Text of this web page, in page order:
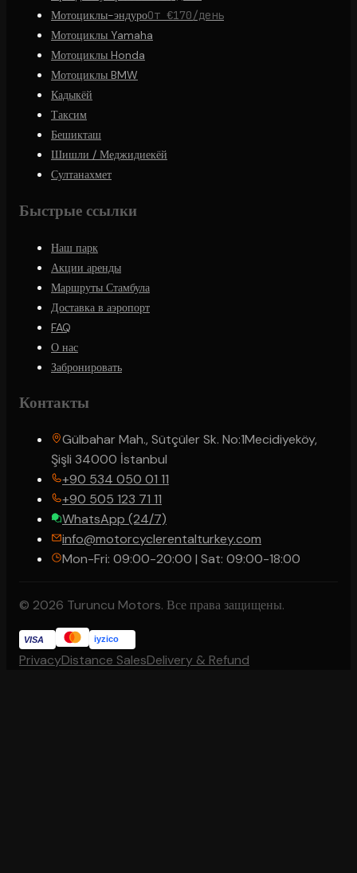
Мотоциклы-эндуроОт €170/день
Мотоциклы Yamaha
Мотоциклы Honda
Мотоциклы BMW
Кадыкёй
Таксим
Бешикташ
Шишли / Меджидиекёй
Султанахмет
Быстрые ссылки
Наш парк
Акции аренды
Маршруты Стамбула
Доставка в аэропорт
FAQ
О нас
Забронировать
Контакты
Gülbahar Mah., Sütçüler Sk. No:1Mecidiyeköy,
Şişli 34000 İstanbul
+90 534 050 01 11
+90 505 123 71 11
WhatsApp (24/7)
info@motorcyclerentalturkey.com
Mon-Fri: 09:00-20:00 | Sat: 09:00-18:00
© 2026 Turuncu Motors. Все права защищены.
VISA iyzico
PrivacyDistance SalesDelivery & Refund